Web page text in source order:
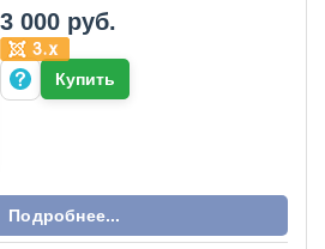
3 000 руб.
Купить
Подробнее...